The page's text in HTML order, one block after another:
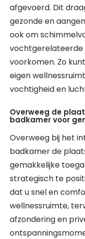
afgevoerd. Dit
gezonde en
ook om
voorkomen. Zo
eigen
vochtigheid en
Overweeg de
badkamer voor
Overweeg bij het
badkamer de
gemakkelijke
strategisch te
dat u snel en
wellnessruimte,
afzondering en